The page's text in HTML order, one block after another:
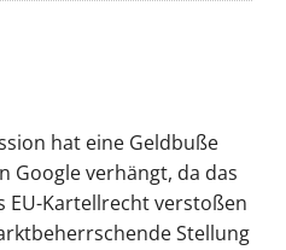
hat eine Geldbuße
Google verhängt, da das
EU-Kartellrecht verstoßen
Stellung